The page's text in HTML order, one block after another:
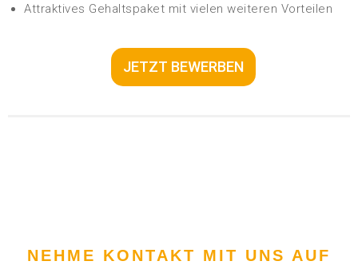
Attraktives Gehaltspaket mit vielen weiteren Vorteilen
JETZT BEWERBEN
NEHME KONTAKT MIT UNS AUF